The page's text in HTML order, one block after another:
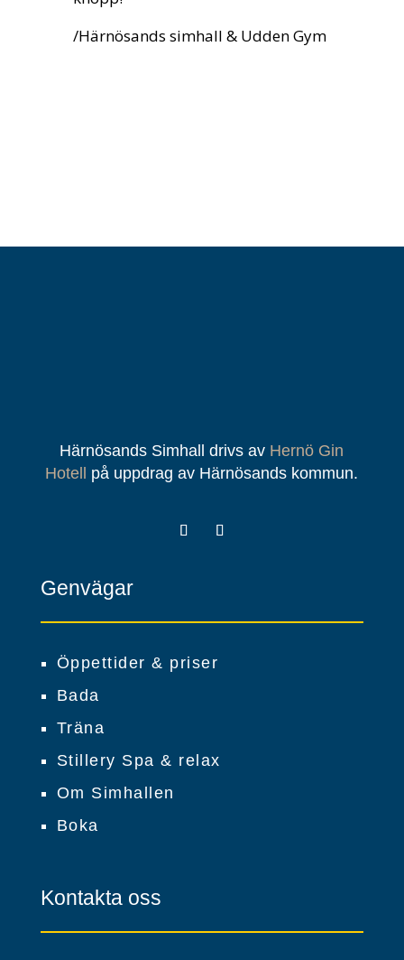
/Härnösands simhall & Udden Gym
Härnösands Simhall drivs av Hernö Gin
Hotell
på uppdrag av Härnösands kommun.
Genvägar
Öppettider & priser
Bada
Träna
Stillery Spa & relax
Om Simhallen
Boka
Kontakta oss